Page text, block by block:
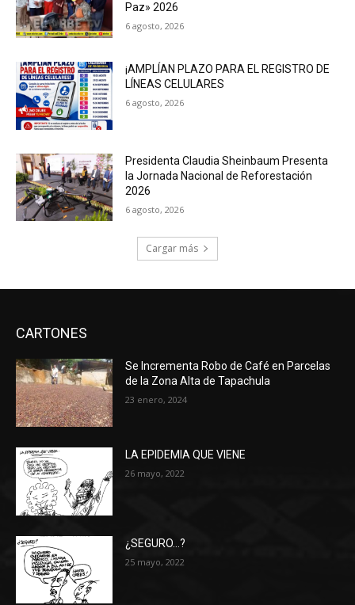
Paz» 2026
6 agosto, 2026
¡AMPLÍAN PLAZO PARA EL REGISTRO DE
LÍNEAS CELULARES
6 agosto, 2026
Presidenta Claudia Sheinbaum Presenta
la Jornada Nacional de Reforestación
2026
6 agosto, 2026
Cargar más
CARTONES
Se Incrementa Robo de Café en Parcelas
de la Zona Alta de Tapachula
23 enero, 2024
LA EPIDEMIA QUE VIENE
26 mayo, 2022
¿SEGURO…?
25 mayo, 2022